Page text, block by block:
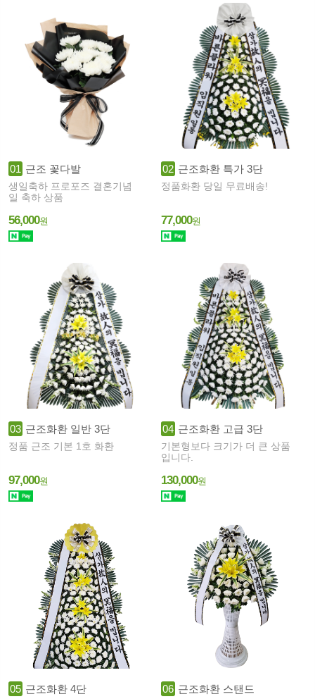
01 근조 꽃다발
생일축하 프로포즈 결혼기념
일 축하 상품
56,000원
02 근조화환 특가 3단
정품화환 당일 무료배송!
77,000원
03 근조화환 일반 3단
정품 근조 기본 1호 화환
97,000원
04 근조화환 고급 3단
기본형보다 크기가 더 큰 상품
입니다.
130,000원
05 근조화환 4단 06 근조화환 스탠드